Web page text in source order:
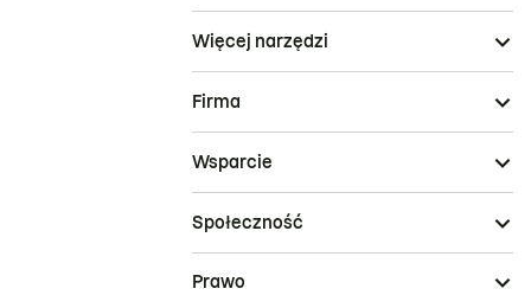
Więcej narzędzi
Firma
Wsparcie
Społeczność
Prawo